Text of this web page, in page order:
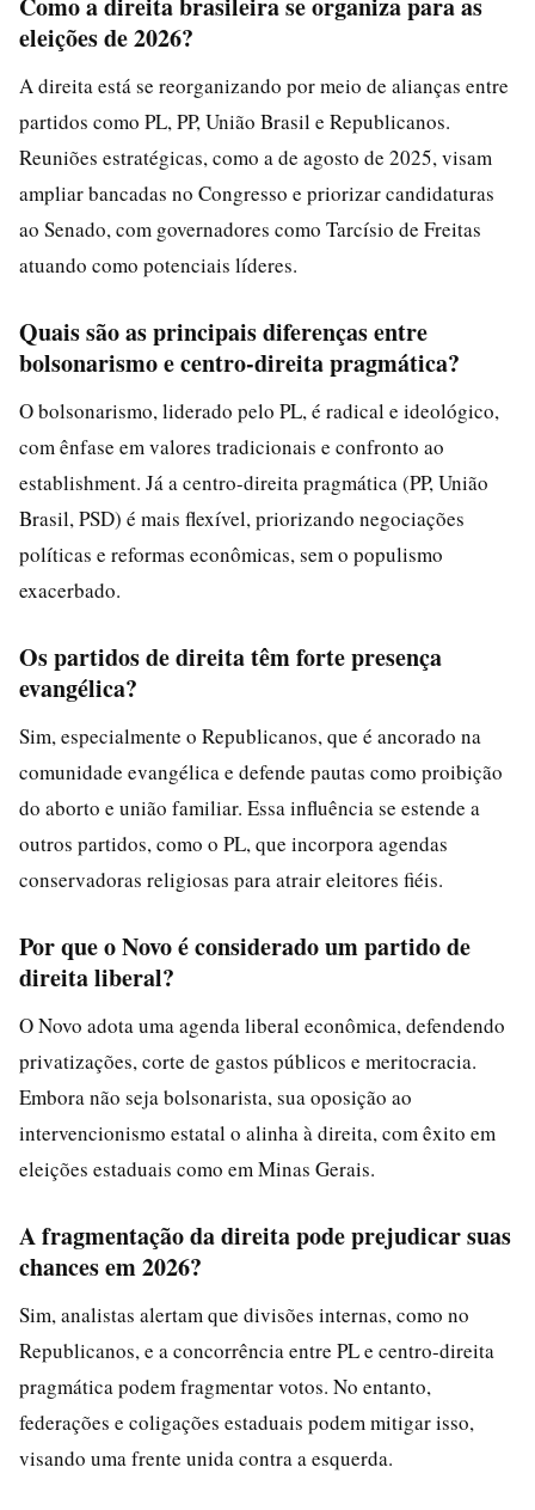
eleições de 2026?
A direita está se reorganizando por meio de alianças entre
partidos como PL, PP, União Brasil e Republicanos.
Reuniões estratégicas, como a de agosto de 2025, visam
ampliar bancadas no Congresso e priorizar candidaturas
ao Senado, com governadores como Tarcísio de Freitas
atuando como potenciais líderes.
Quais são as principais diferenças entre
bolsonarismo e centro-direita pragmática?
O bolsonarismo, liderado pelo PL, é radical e ideológico,
com ênfase em valores tradicionais e confronto ao
establishment. Já a centro-direita pragmática (PP, União
Brasil, PSD) é mais flexível, priorizando negociações
políticas e reformas econômicas, sem o populismo
exacerbado.
Os partidos de direita têm forte presença
evangélica?
Sim, especialmente o Republicanos, que é ancorado na
comunidade evangélica e defende pautas como proibição
do aborto e união familiar. Essa influência se estende a
outros partidos, como o PL, que incorpora agendas
conservadoras religiosas para atrair eleitores fiéis.
Por que o Novo é considerado um partido de
direita liberal?
O Novo adota uma agenda liberal econômica, defendendo
privatizações, corte de gastos públicos e meritocracia.
Embora não seja bolsonarista, sua oposição ao
intervencionismo estatal o alinha à direita, com êxito em
eleições estaduais como em Minas Gerais.
A fragmentação da direita pode prejudicar suas
chances em 2026?
Sim, analistas alertam que divisões internas, como no
Republicanos, e a concorrência entre PL e centro-direita
pragmática podem fragmentar votos. No entanto,
federações e coligações estaduais podem mitigar isso,
visando uma frente unida contra a esquerda.